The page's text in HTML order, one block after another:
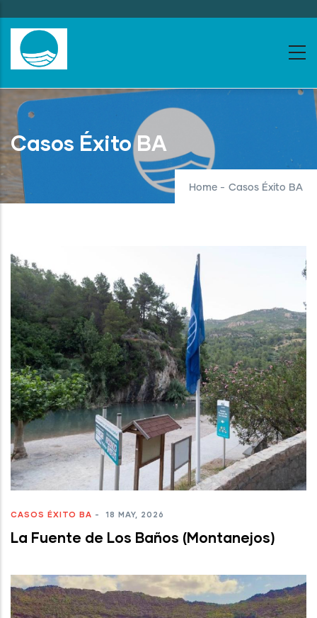
to
main
content
Casos Éxito BA
Home - Casos Éxito BA
CASOS ÉXITO BA - 18 MAY, 2026
La Fuente de Los Baños (Montanejos)